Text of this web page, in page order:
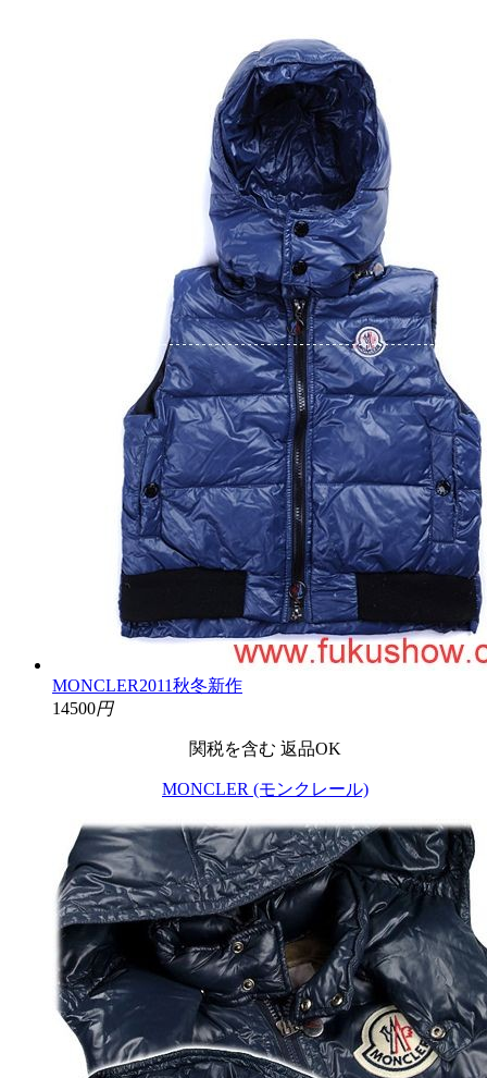
MONCLER2011秋冬新作
14500円
関税を含む 返品OK
MONCLER (モンクレール)